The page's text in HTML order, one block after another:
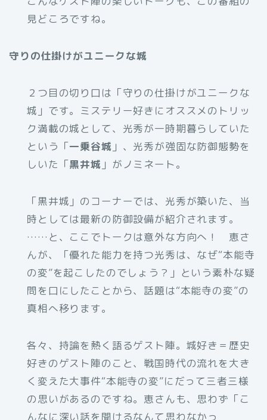
見どころですね。
守りの仕掛けがユニークな城
２つ目の切り口は「守りの仕掛けがユニークな
城」です。ミステリー好きにオススメのトリッ
ク満載の城として、光秀が一時期暮らしていた
という「一乗谷城 」、光秀が強固な防御態勢を
しいた「黒井城 」がノミネート。
「黒井城」のコーナーでは、光秀が築いた、当
時としては最新の防御設備が紹介されます。
……と、ここでトークは意外な方向へ！ 恵さ
んが、「優れた能力を持つ光秀は、なぜ“本能寺
の変”を起こしたのでしょう？」という素朴な疑
問を口にしたことから、話題は“本能寺の変”の
真相へ移ります。
各々、持論を熱く語るゲスト陣。城好き＝歴史
好きのゲスト陣のこと、戦国時代の流れを大き
く変えた大事件“本能寺の変”にだって三者三様
の思いがあるのですね。恵さんも、思わず「こ
んなに深い話を聞けるなんて思わなかっ